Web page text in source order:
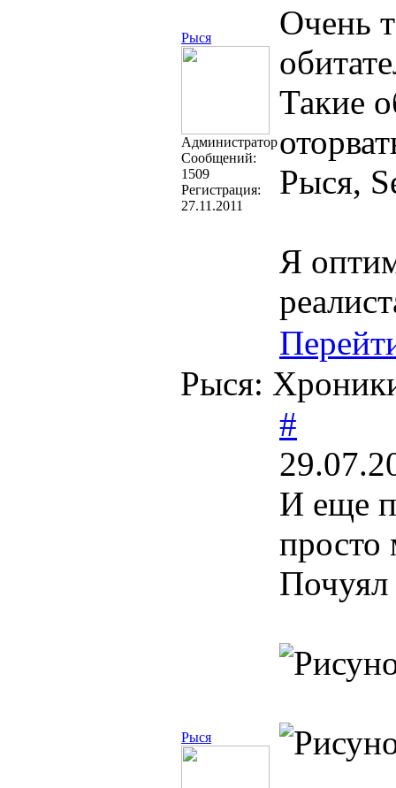
Рыся
Администратор
Cообщений:
1509
Регистрация:
27.11.2011
Очень
Такие
Рыся,
Я
Рыся:
Рыся
#
И еще
просто